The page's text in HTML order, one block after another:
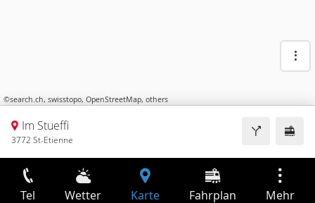
©search.ch, swisstopo, OpenStreetMap, others
Im Stueffi
3772 St-Etienne
Tel Wetter Karte Fahrplan Mehr